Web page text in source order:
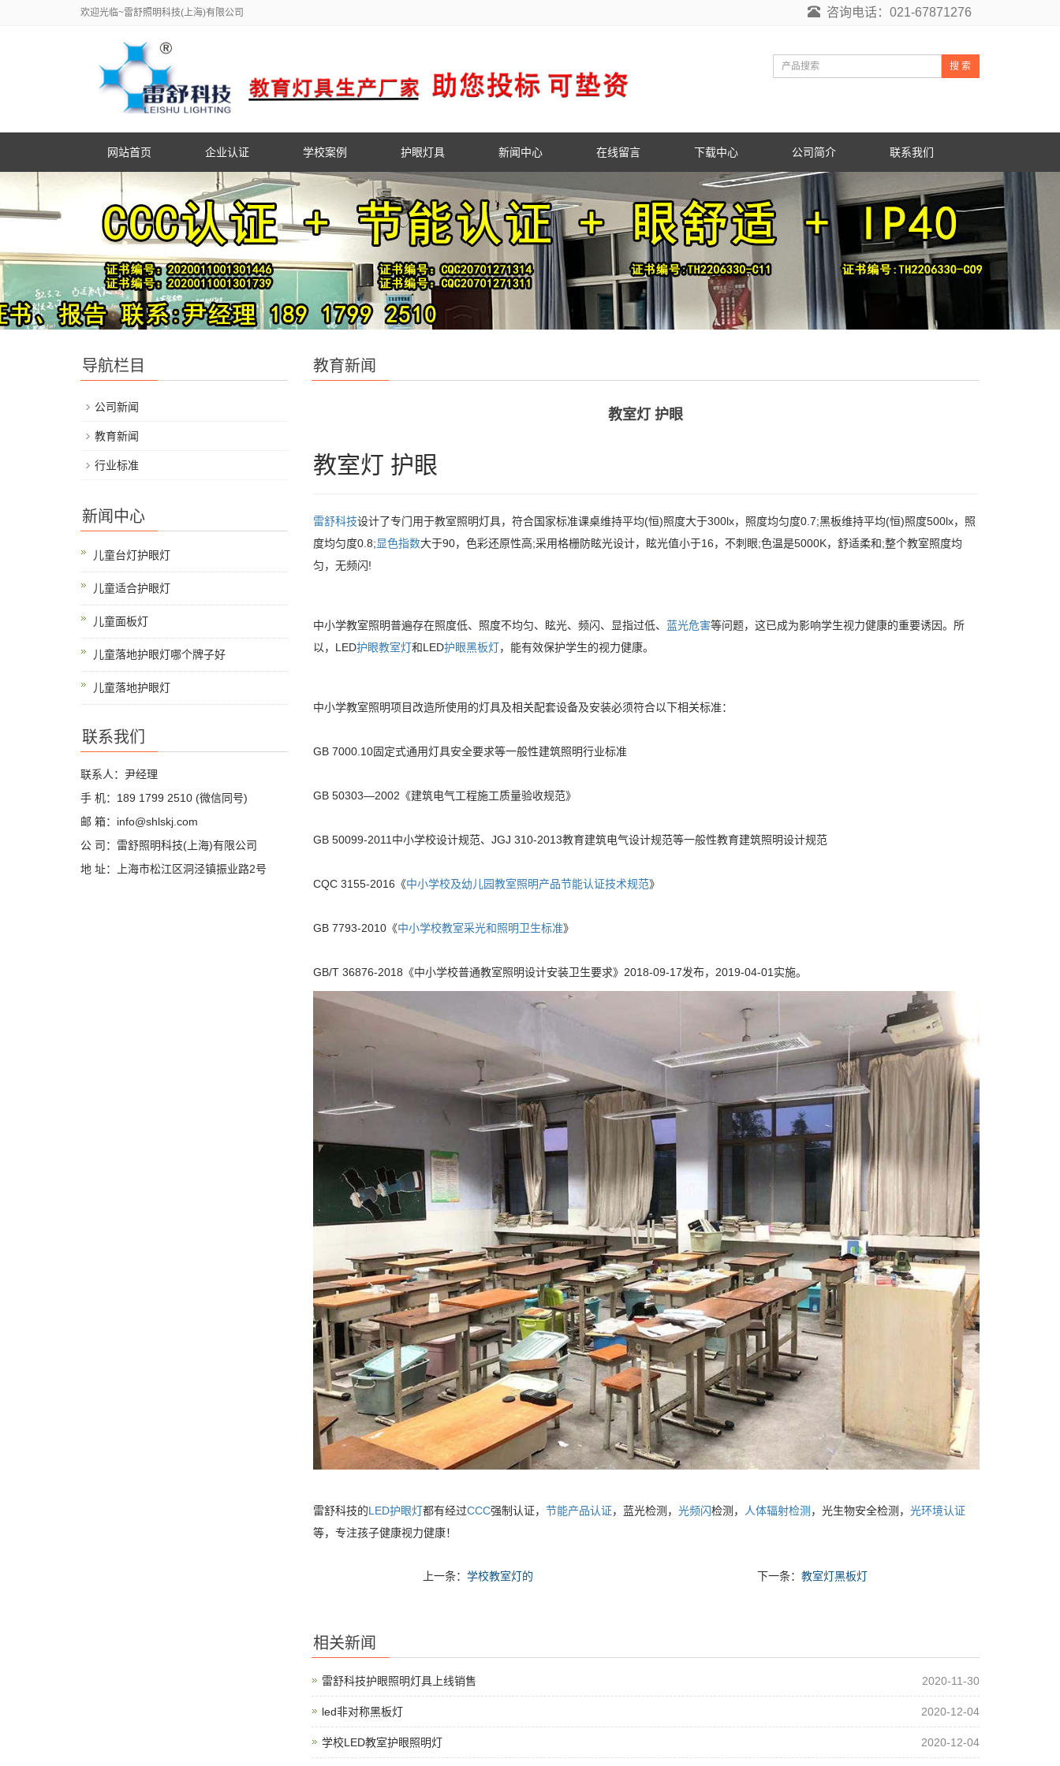
欢迎光临~雷舒照明科技(上海)有限公司 咨询电话：021-67871276
搜 索
网站首页 企业认证 学校案例 护眼灯具 新闻中心 在线留言 下载中心 公司简介 联系我们
教育新闻
教室灯 护眼
教室灯 护眼
雷舒科技设计了专门用于教室照明灯具，符合国家标准课桌维持平均(恒)照度大于300lx，照度均匀度0.7;黑板维持平均(恒)照度500lx，照
度均匀度0.8;显色指数大于90，色彩还原性高;采用格栅防眩光设计，眩光值小于16，不刺眼;色温是5000K，舒适柔和;整个教室照度均
匀，无频闪!
中小学教室照明普遍存在照度低、照度不均匀、眩光、频闪、显指过低、 蓝光危害等问题，这已成为影响学生视力健康的重要诱因。所
以，LED护眼教室灯和LED护眼黑板灯，能有效保护学生的视力健康。
中小学教室照明项目改造所使用的灯具及相关配套设备及安装必须符合以下相关标准：
GB 7000.10固定式通用灯具安全要求等一般性建筑照明行业标准
GB 50303—2002《建筑电气工程施工质量验收规范》
GB 50099-2011中小学校设计规范、JGJ 310-2013教育建筑电气设计规范等一般性教育建筑照明设计规范
CQC 3155-2016《中小学校及幼儿园教室照明产品节能认证技术规范》
GB 7793-2010《中小学校教室采光和照明卫生标准》
GB/T 36876-2018《中小学校普通教室照明设计安装卫生要求》2018-09-17发布，2019-04-01实施。
雷舒科技的LED护眼灯都有经过CCC强制认证， 节能产品认证，蓝光检测， 光频闪检测， 人体辐射检测 ，光生物安全检测， 光环境认证
等，专注孩子健康视力健康！
上一条：学校教室灯的 下一条：教室灯黑板灯
相关新闻
雷舒科技护眼照明灯具上线销售 2020-11-30
led非对称黑板灯 2020-12-04
学校LED教室护眼照明灯 2020-12-04
导航栏目
公司新闻
教育新闻
行业标准
新闻中心
儿童台灯护眼灯
儿童适合护眼灯
儿童面板灯
儿童落地护眼灯哪个牌子好
儿童落地护眼灯
联系我们
联系人：尹经理
手 机：189 1799 2510 (微信同号)
邮 箱：info@shlskj.com
公 司：雷舒照明科技(上海)有限公司
地 址：上海市松江区洞泾镇振业路2号